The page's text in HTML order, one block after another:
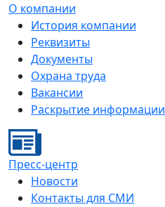
О компании
История компании
Реквизиты
Документы
Охрана труда
Вакансии
Раскрытие информации
Пресс-центр
Новости
Контакты для СМИ